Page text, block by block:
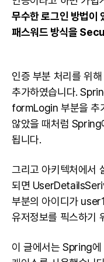
무수한 로그인 방법이
패스워드 방식을
인증 부분 처리를 위
추가하였습니다.
formLogin 부분을 추
않았을 때처럼 Spring
됩니다.
그리고 아키텍처에서
되면
부분의 아이디가
유저정보를 픽스하기
이 글에서는 Spring에